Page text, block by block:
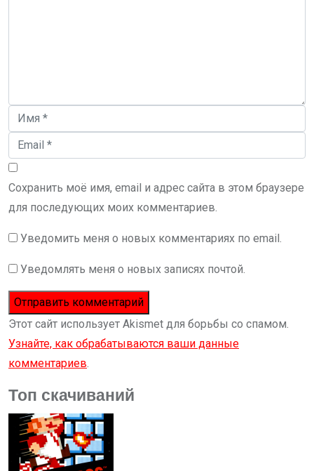
Сохранить моё имя, email и адрес сайта в этом браузере
для последующих моих комментариев.
Уведомить меня о новых комментариях по email.
Уведомлять меня о новых записях почтой.
Этот сайт использует Akismet для борьбы со спамом.
Узнайте, как обрабатываются ваши данные
комментариев.
Топ скачиваний